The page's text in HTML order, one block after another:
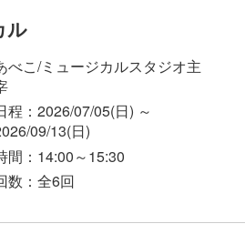
ル
べこ/ミュージカルスタジオ主
程：2026/07/05(日) ～
09/13(日)
間：14:00～15:30
数：全6回